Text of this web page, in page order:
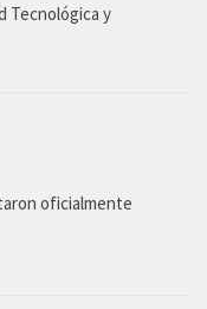
Tecnológica y
oficialmente